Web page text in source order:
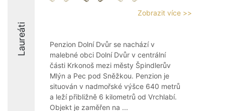
Laureáti
Zobrazit více >>
Penzion Dolní Dvůr se nachází v
malebné obci Dolní Dvůr v centrální
části Krkonoš mezi městy Špindlerův
Mlýn a Pec pod Sněžkou. Penzion je
situován v nadmořské výšce 640 metrů
a leží přibližně 6 kilometrů od Vrchlabí.
Objekt je zaměřen na ...